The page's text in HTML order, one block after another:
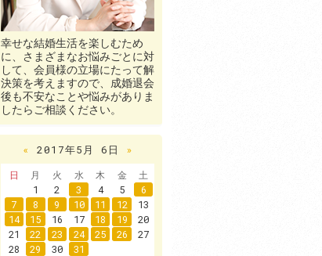
幸せな結婚生活を楽しむため
に、さまざまなお悩みごとに対
して、会員様の立場にたって解
決策を考えますので、成婚退会
後も不安なことや悩みがありま
したらご相談ください。
« 2017年5月 6日
»
日
月 火 水 木 金
土
1
2 3 4 5
6
7
8 9 10 11 12
13
14
15 16 17 18 19
20
21
22 23 24 25 26
27
28
29 30 31